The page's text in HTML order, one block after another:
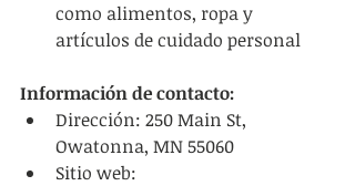
como alimentos, ropa y
artículos de cuidado personal
Información de contacto:
Dirección: 250 Main St,
Owatonna, MN 55060
Sitio web: